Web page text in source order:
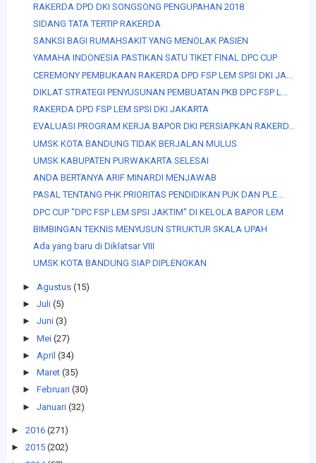
RAKERDA DPD DKI SONGSONG PENGUPAHAN 2018
SIDANG TATA TERTIP RAKERDA
SANKSI BAGI RUMAHSAKIT YANG MENOLAK PASIEN
YAMAHA INDONESIA PASTIKAN SATU TIKET FINAL DPC CUP
CEREMONY PEMBUKAAN RAKERDA DPD FSP LEM SPSI DKI JA...
DIKLAT STRATEGI PENYUSUNAN PEMBUATAN PKB DPC FSP L...
RAKERDA DPD FSP LEM SPSI DKI JAKARTA
EVALUASI PROGRAM KERJA BAPOR DKI PERSIAPKAN RAKERD...
UMSK KOTA BANDUNG TIDAK BERJALAN MULUS
UMSK KABUPATEN PURWAKARTA SELESAI
ANDA BERTANYA ARIF MINARDI MENJAWAB
PASAL TENTANG PHK PRIORITAS PENDIDIKAN PUK DAN PLE...
DPC CUP "DPC FSP LEM SPSI JAKTIM" DI KELOLA BAPOR LEM
BIMBINGAN TEKNIS MENYUSUN STRUKTUR SKALA UPAH
Ada yang baru di Diklatsar VIII
UMSK KOTA BANDUNG SIAP DIPLENOKAN
► Agustus (15)
► Juli (5)
► Juni (3)
► Mei (27)
► April (34)
► Maret (35)
► Februari (30)
► Januari (32)
► 2016 (271)
► 2015 (202)